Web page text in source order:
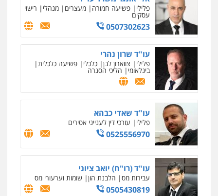
פלילי פשיעה חמורה מעצרים מנהלי רישוי
עסקים
0507302623
עו"ד שרון נהרי
פלילי צווארון לבן כלכלי פשיעה כלכלית
בינלאומי הליכי הסגרה
עו"ד שאדי כבהא
פלילי עורכי דין לענייני אסירים
0525556970
עו"ד (רו"ח) יואב ציוני
עבירות מס הלבנת הון שומות וערעורי מס
0505430819